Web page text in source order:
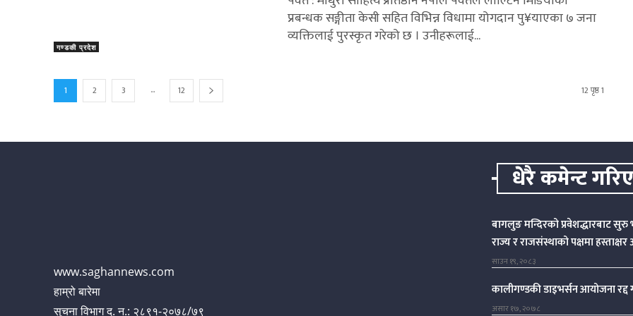
गण्डकी प्रदेश
प्रबन्धक सङ्गीता केसी सहित विभिन्न विधामा योगदान पु¥याएका ७ जना
व्यक्तिलाई पुरस्कृत गरेको छ । उनीहरूलाई...
1 2 3 ... 12 12 पृष्ठ 1
www.saghannews.com
हाम्रो बारेमा
सुचना विभाग द. न.: २८९१-२०७८/७९
धेरै कमेन्ट
बागलुङ मन्दिरको प्रवेशद्धारबाट सुरु
राज्य र राजसंस्थाको पक्षमा
साउन १९, २०८३
कालीगण्डकी डाइभर्सन आयोजना रद्द
असार १७, २०७८